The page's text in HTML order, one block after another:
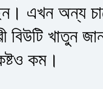
এখন অন্য
বিউটি খাতুন
কম।